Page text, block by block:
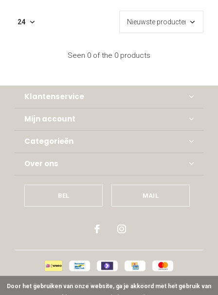
Seen 0 of the 0 products
Klantenservice
Mijn account
Categorieën
Over ons
BEL MAIL
© Copyright2026- Theme ByDMWSxPlus+ -RSS-feed
Door het gebruiken van onze website, ga je akkoord met het gebruik van